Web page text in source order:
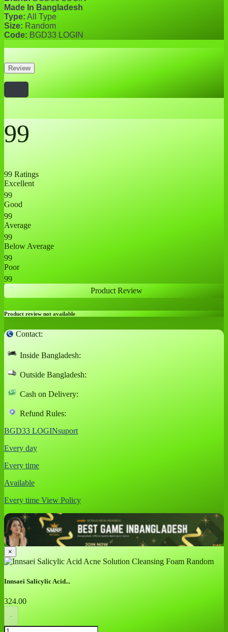
Made In Bangladesh
Type: All Type
Size: Random
Code: BGD33 LOGIN
Review
99
99 Ratings
Excellent
99
Good
99
Average
99
Below Average
99
Poor
99
Product Review
Product review not available
Contact:
Inside Bangladesh:
Outside Bangladesh:
Cash on Delivery:
Refund Rules:
BGD33 LOGINsuport
Every day
Every time
Available
Every time View Policy
×
Innsaei Salicylic Acid...
324.00
-